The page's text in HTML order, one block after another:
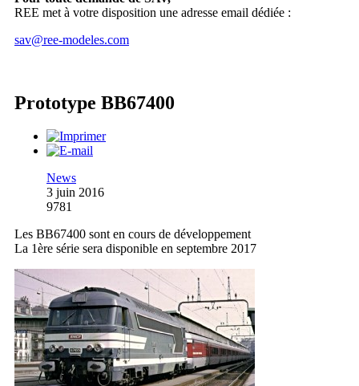
REE met à votre disposition une adresse email dédiée :
sav@ree-modeles.com
Prototype BB67400
News
3 juin 2016
9781
Les BB67400 sont en cours de développement
La 1ère série sera disponible en septembre 2017